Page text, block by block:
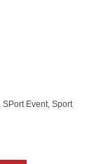
, SPort Event, Sport